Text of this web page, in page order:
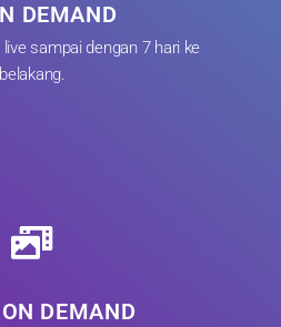
DEMAND
sampai dengan 7 hari ke
belakang.
DEMAND